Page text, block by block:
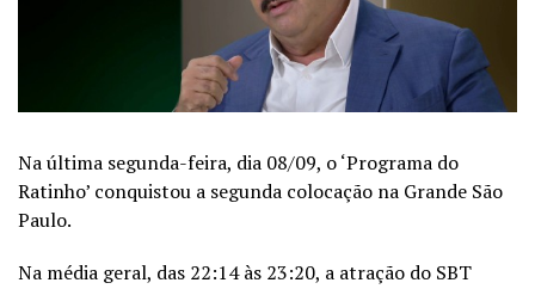
Na última segunda-feira, dia 08/09, o ‘Programa do
Ratinho’ conquistou a segunda colocação na Grande São
Paulo.
Na média geral, das 22:14 às 23:20, a atração do SBT